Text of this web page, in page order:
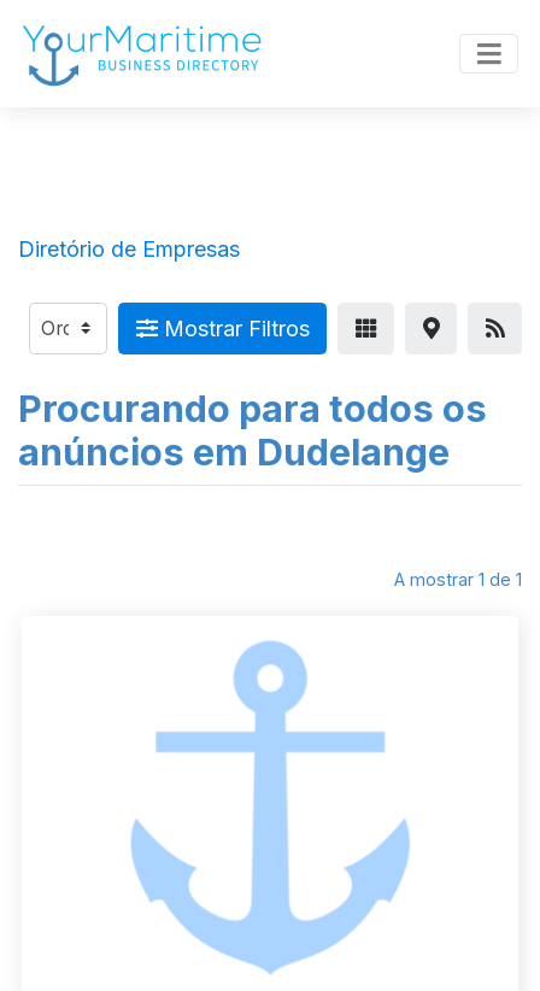
Diretório de Empresas
Mostrar Filtros
Procurando para todos os
anúncios em Dudelange
A mostrar 1 de 1